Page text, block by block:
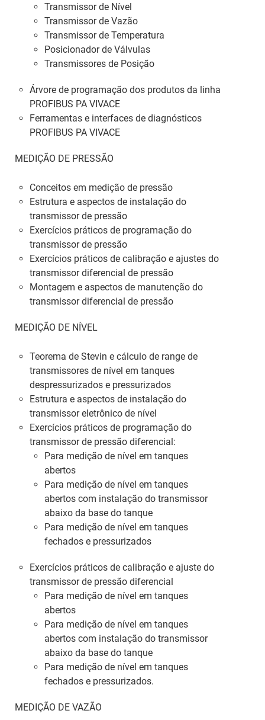
Transmissor de Nível
Transmissor de Vazão
Transmissor de Temperatura
Posicionador de Válvulas
Transmissores de Posição
Árvore de programação dos produtos da linha
PROFIBUS PA VIVACE
Ferramentas e interfaces de diagnósticos
PROFIBUS PA VIVACE
MEDIÇÃO DE PRESSÃO
Conceitos em medição de pressão
Estrutura e aspectos de instalação do
transmissor de pressão
Exercícios práticos de programação do
transmissor de pressão
Exercícios práticos de calibração e ajustes do
transmissor diferencial de pressão
Montagem e aspectos de manutenção do
transmissor diferencial de pressão
MEDIÇÃO DE NÍVEL
Teorema de Stevin e cálculo de range de
transmissores de nível em tanques
despressurizados e pressurizados
Estrutura e aspectos de instalação do
transmissor eletrônico de nível
Exercícios práticos de programação do
transmissor de pressão diferencial:
Para medição de nível em tanques
abertos
Para medição de nível em tanques
abertos com instalação do transmissor
abaixo da base do tanque
Para medição de nível em tanques
fechados e pressurizados
Exercícios práticos de calibração e ajuste do
transmissor de pressão diferencial
Para medição de nível em tanques
abertos
Para medição de nível em tanques
abertos com instalação do transmissor
abaixo da base do tanque
Para medição de nível em tanques
fechados e pressurizados.
MEDIÇÃO DE VAZÃO